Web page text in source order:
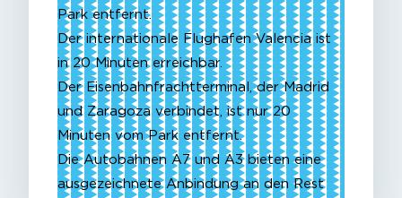
Park entfernt.
Der internationale Flughafen Valencia ist
in 20 Minuten erreichbar.
Der Eisenbahnfrachtterminal, der Madrid
und Zaragoza verbindet, ist nur 20
Minuten vom Park entfernt.
Die Autobahnen A7 und A3 bieten eine
ausgezeichnete Anbindung an den Rest